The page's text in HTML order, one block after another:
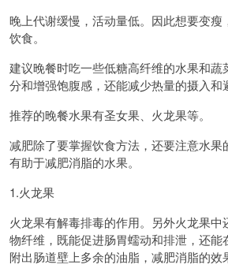
晚上代谢缓慢，活动量低。因此想要变瘦
饮食。
建议晚餐时吃一些低糖高纤维的水果和蔬
分和增强饱腹感，还能减少热量的摄入和
推荐的晚餐水果有圣女果、火龙果等。
减肥除了要掌握饮食方法，还要注意水果
有助于减肥消脂的水果。
1.火龙果
火龙果有解毒排毒的作用。另外火龙果中
物纤维，既能促进肠胃蠕动和排泄，还能
附出肠道壁上多余的油脂，减肥消脂的效